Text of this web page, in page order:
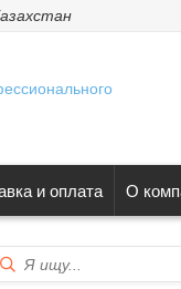
и оплата О